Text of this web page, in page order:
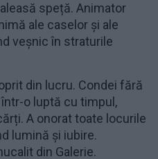
speță. Animator
ale caselor și ale
veșnic în straturile
din lucru. Condei fără
o luptă cu timpul,
A onorat toate locurile
lumină și iubire.
din Galerie.